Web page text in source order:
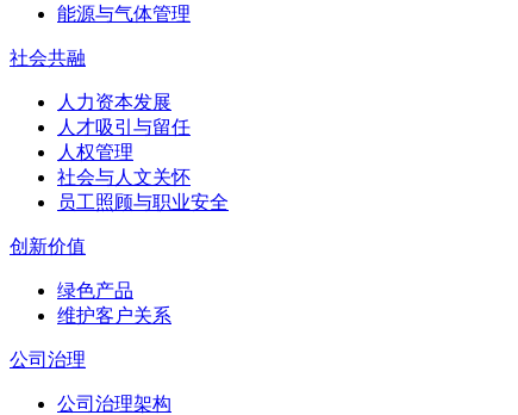
能源与气体管理
社会共融
人力资本发展
人才吸引与留任
人权管理
社会与人文关怀
员工照顾与职业安全
创新价值
绿色产品
维护客户关系
公司治理
公司治理架构